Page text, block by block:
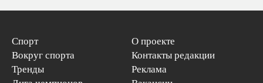
Спорт
Вокруг спорта
Тренды
О проекте
Контакты редакции
Реклама